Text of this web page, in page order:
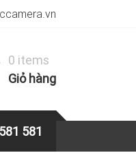
0 items
Giỏ hàng
581